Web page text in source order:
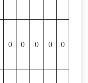
0 0 0 0 0